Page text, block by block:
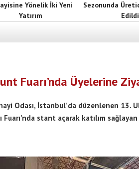
Yönelik İki Yeni
Yatırım
Sezonunda
Edildi
Fuarı’nda Üyelerine
Odası, İstanbul’da düzenlenen 13.
Fuarı’nda stant açarak katılım